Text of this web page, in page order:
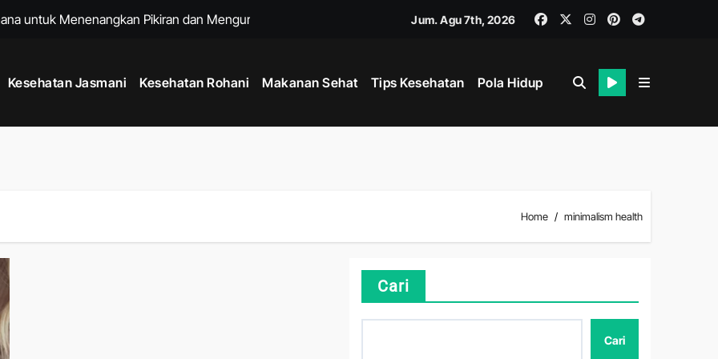
untuk Menenangkan Pikiran dan Mengurangi Stres Harian
dengan Kebiasaan Sederhana yang Bisa Dilakukan Setiap Hari
Badan Lebih Ideal Tanpa Diet yang Terlalu Ketat
Gadget Modern agar Penglihatan Tetap Nyaman Setiap Hari
Mindful Living Modern, Cara Praktis Menjaga Kesehatan Fisik dan Mental
Menjaga Kesehatan Jantung dan Kebugaran Tubuh
Jum. Agu 7th, 2026
Kesehatan Jasmani Kesehatan Rohani Makanan Sehat Tips Kesehatan Pola Hidup
Home minimalism health
Cari
Cari